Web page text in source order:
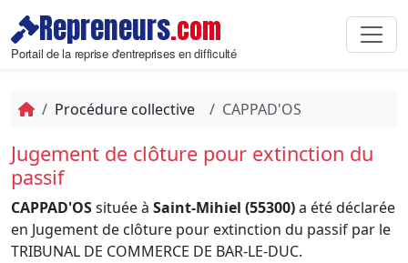
Repreneurs.com
Portail de la reprise d'entreprises en difficulté
Procédure collective CAPPAD'OS
Jugement de clôture pour extinction du
passif
CAPPAD'OSsituée à Saint-Mihiel (55300)a été déclarée
en Jugement de clôture pour extinction du passif par le
TRIBUNAL DE COMMERCE DE BAR-LE-DUC.